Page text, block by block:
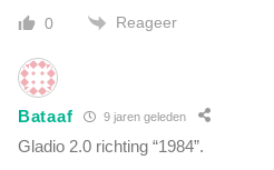
n
o
p
0 Reageer
Bataaf 9 jaren geleden
Gladio 2.0 richting “1984”.